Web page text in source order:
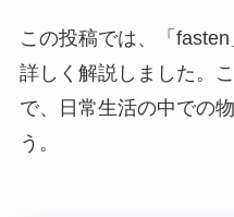
この投稿では、「
詳しく解説しました。
で、日常生活の中での
う。